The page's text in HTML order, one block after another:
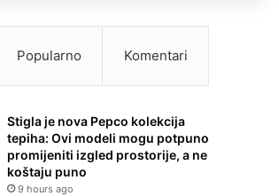
Popularno Komentari
Stigla je nova Pepco kolekcija
tepiha: Ovi modeli mogu potpuno
promijeniti izgled prostorije, a ne
koštaju puno
9 hours ago